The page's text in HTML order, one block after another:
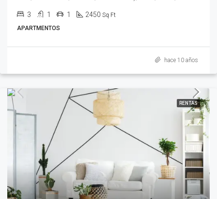
3 1 1 2450 Sq Ft
APARTMENTOS
hace 10 años
RENTAS